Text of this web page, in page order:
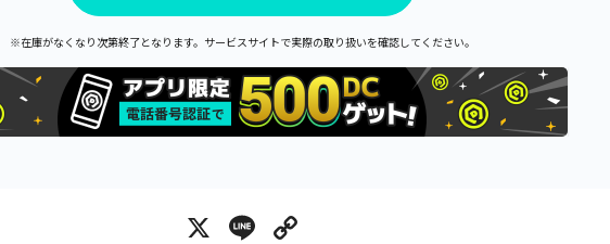
※在庫がなくなり次第終了となります。サービスサイトで実際の取り扱いを確認してください。
X Line